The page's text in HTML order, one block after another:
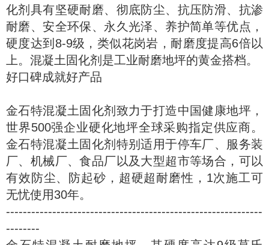
化剂具有坚硬耐磨、彻底防尘、抗压防滑、抗渗
耐磨、安全环保、永久光泽、养护简单等优点，
硬度达到8-9级，类似花岗岩，耐磨度提高6倍以
上。混凝土固化剂是工业耐磨地坪的黄金搭档。
好口碑成就好产品
金石特混凝土固化剂致力于打造中国健康地坪，
世界500强企业硬化地坪全球采购指定供应商。
金石特混凝土固化剂特别适用于停车厂、服务装
厂、机械厂、食品厂以及大型超市等场合，可以
有效防尘、防起砂，超硬超耐磨性，1次施工可
无忧使用30年。
-------------------------------------------------------------
--------